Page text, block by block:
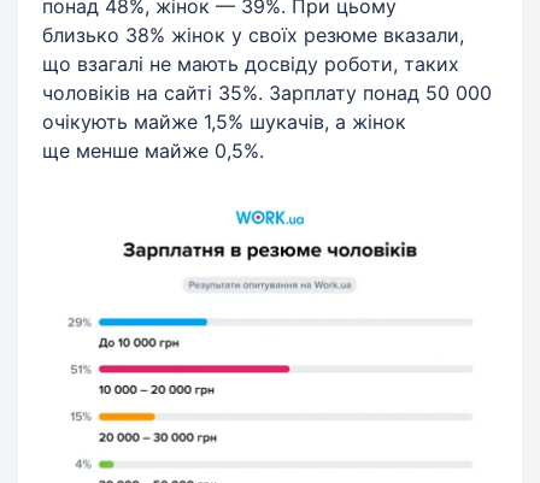
понад 48%, жінок — 39%. При цьому
близько 38% жінок у своїх резюме вказали,
що взагалі не мають досвіду роботи, таких
чоловіків на сайті 35%. Зарплату понад 50 000
очікують майже 1,5% шукачів, а жінок
ще менше майже 0,5%.